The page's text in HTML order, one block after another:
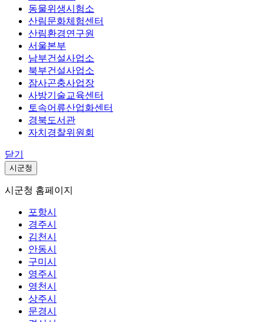
동물위생시험소
산림문화체험센터
산림환경연구원
서울본부
남부건설사업소
북부건설사업소
잠사곤충사업장
사방기술교육센터
토속어류산업화센터
경북도서관
자치경찰위원회
닫기
시군청
시군청 홈페이지
포항시
경주시
김천시
안동시
구미시
영주시
영천시
상주시
문경시